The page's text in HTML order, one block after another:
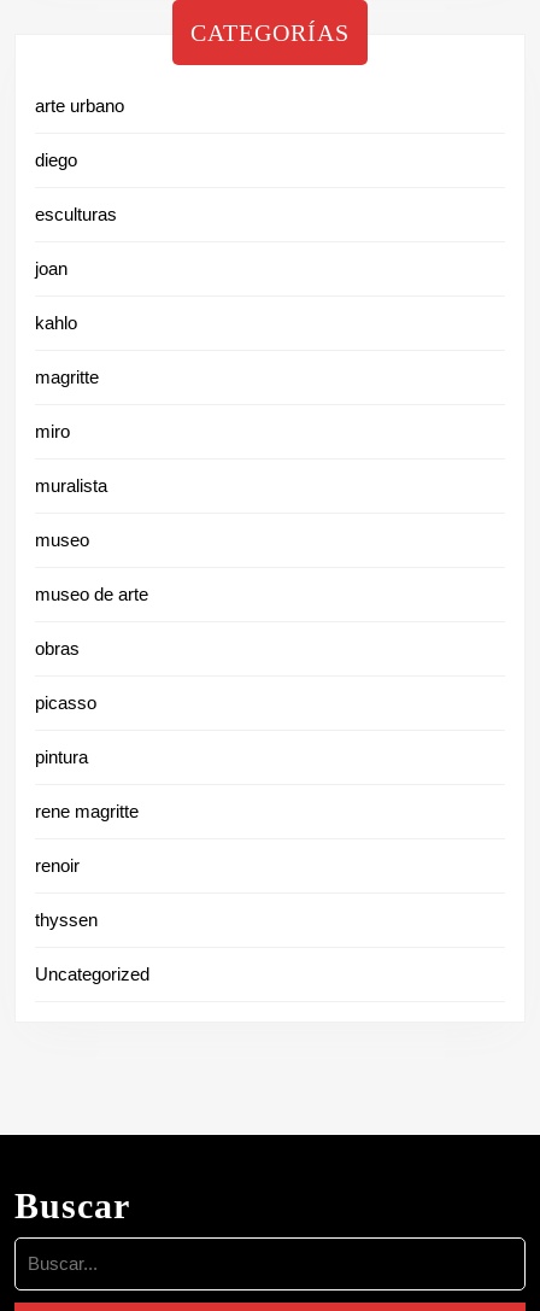
CATEGORÍAS
arte urbano
diego
esculturas
joan
kahlo
magritte
miro
muralista
museo
museo de arte
obras
picasso
pintura
rene magritte
renoir
thyssen
Uncategorized
Buscar
Buscar: